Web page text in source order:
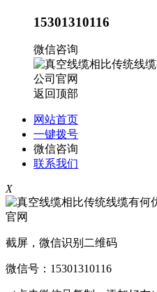
15301310116
微信咨询
返回顶部
网站首页
一键拨号
微信咨询
联系我们
X
截屏，微信识别二维码
微信号： 15301310116